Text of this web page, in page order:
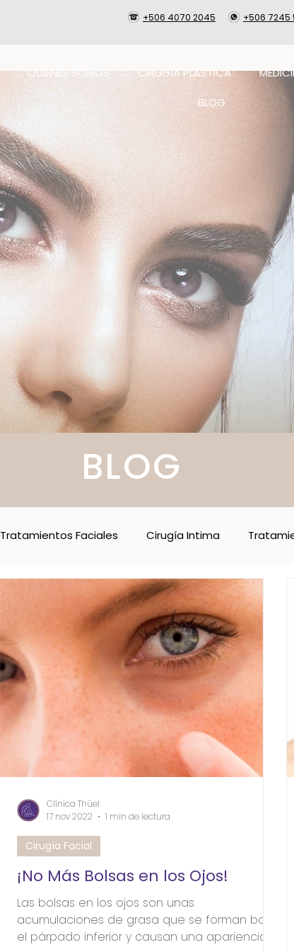
+506 4070 2045 +506 7245
QUIÉNES SOMOS CIRUGÍA PLÁSTICA
BLOG
BLOG
Tratamientos Faciales Cirugía Intima
¡No Más Bolsas en los Ojos!
Las bolsas en los ojos son unas
acumulaciones de grasa que se forman bajo
el párpado inferior y causan una apariencia
Cirugía Facial
Clínica Thüel
17 nov 2022
1 min de lectura